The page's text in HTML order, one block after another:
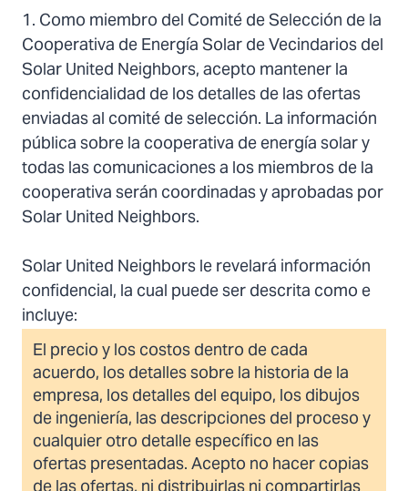
1. Como miembro del Comité de Selección de la
Cooperativa de Energía Solar de Vecindarios del
Solar United Neighbors, acepto mantener la
confidencialidad de los detalles de las ofertas
enviadas al comité de selección. La información
pública sobre la cooperativa de energía solar y
todas las comunicaciones a los miembros de la
cooperativa serán coordinadas y aprobadas por
Solar United Neighbors.
Solar United Neighbors le revelará información
confidencial, la cual puede ser descrita como e
incluye:
El precio y los costos dentro de cada
acuerdo, los detalles sobre la historia de la
empresa, los detalles del equipo, los dibujos
de ingeniería, las descripciones del proceso y
cualquier otro detalle específico en las
ofertas presentadas. Acepto no hacer copias